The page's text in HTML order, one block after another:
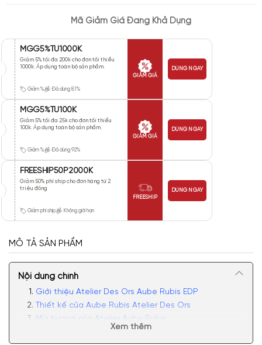
Mã Giảm Giá Đang Khả Dụng
MGG5%TU1000K
Giảm 5% tối đa 200k cho đơn tối thiểu
1000k. Áp dụng toàn bộ sản phẩm.
Giảm % Đã dùng 81%
GIẢM GIÁ
DÙNG NGAY
MGG5%TU100K
Giảm 5% tối đa 25k cho đơn tối thiểu
100k. Áp dụng toàn bộ sản phẩm.
Giảm % Đã dùng 92%
GIẢM GIÁ
DÙNG NGAY
FREESHIP50P2000K
Giảm 50% phí ship cho đơn hàng từ 2
triệu đồng
Giảm phí ship Không giới hạn
FREESHIP
DÙNG NGAY
MÔ TẢ SẢN PHẨM
Nội dung chính
Giới thiệu Atelier Des Ors Aube Rubis EDP
Thiết kế của Aube Rubis Atelier Des Ors
Mùi hương của Atelier Aube Rubis
Xem thêm